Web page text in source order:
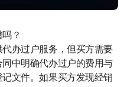
？
办过户服务，但买方需要
中明确代办过户的费用与
文件。如果买方发现经销